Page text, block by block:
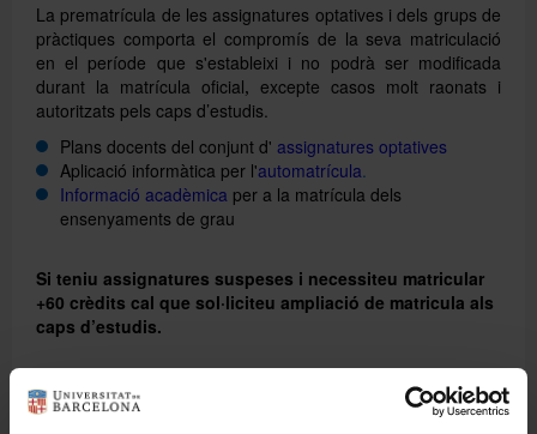
La prematrícula de les assignatures optatives i dels grups de
pràctiques comporta el compromís de la seva matriculació
en el període que s'estableixi i no podrà ser modificada
durant la matrícula oficial, excepte casos molt raonats i
autoritzats pels caps d’estudis.
Plans docents del conjunt d' assignatures optatives
Aplicació informàtica per l'automatrícula
Informació acadèmica per a la matrícula dels
ensenyaments de grau
Si teniu assignatures suspeses i necessiteu matricular
+60 crèdits cal que sol·liciteu ampliació de matricula als
caps d’estudis.
PROCEDIMENT PER A LA PREMATRÍCULA DELS